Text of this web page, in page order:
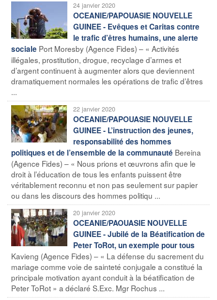
24 janvier 2020
OCEANIE/PAPOUASIE NOUVELLE
GUINEE - Evêques et Caritas contre
le trafic d’êtres humains, une alerte
sociale Port Moresby (Agence Fides) – « Activités
illégales, prostitution, drogue, recyclage d’armes et
d’argent continuent à augmenter alors que deviennent
dramatiquement normales les opérations de trafic d’êtres
...
22 janvier 2020
OCEANIE/PAPOUASIE NOUVELLE
GUINEE - L’instruction des jeunes,
responsabilité des hommes
politiques et de l’ensemble de la communauté Bereina
(Agence Fides) – « Nous prions et œuvrons afin que le
droit à l’éducation de tous les enfants puissent être
véritablement reconnu et non pas seulement sur papier
ou dans les discours des hommes politiqu ...
20 janvier 2020
OCEANIE/PAOUASIE NOUVELLE
GUINEE - Jubilé de la Béatification de
Peter ToRot, un exemple pour tous
Kavieng (Agence Fides) – « La défense du sacrement du
mariage comme voie de sainteté conjugale a constitué la
principale motivation ayant conduit à la béatification de
Peter ToRot » a déclaré S.Exc. Mgr Rochus ...